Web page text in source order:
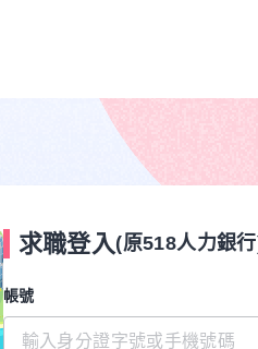
求職登入(原518人力銀
帳號